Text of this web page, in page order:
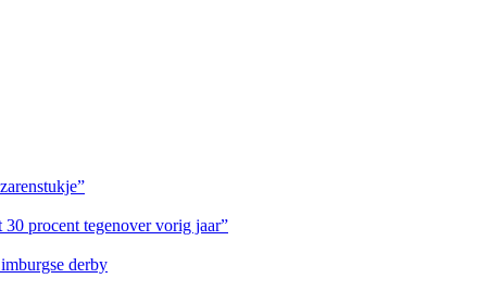
procent tegenover vorig jaar”
derby